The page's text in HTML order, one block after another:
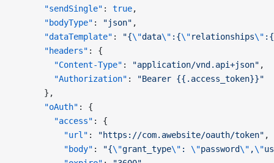
      "sendSingle"
: true,
      "bodyType"
: "json" ,
      "dataTemplate"
: "{\"data\" :{\"relationships\" :{
      "headers"
: {
        "Content-Type"
: "application/vnd.api+json" ,
        "Authorization"
:
"Bearer {{.access_token}}"
      },
      "oAuth"
: {
        "access"
: {
          "url"
: "https://com.awebsite/oauth/token" ,
          "body"
: "{\"grant_type\" : \"password\" ,\"